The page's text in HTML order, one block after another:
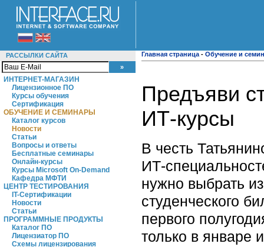
РАССЫЛКИ САЙТА
ИНТЕРНЕТ-МАГАЗИН
Лицензионное ПО
Курсы обучения
Сертификация
ОБУЧЕНИЕ И СЕМИНАРЫ
Каталог курсов
Новости
Статьи
Вопросы и ответы
Бесплатные семинары
Онлайн-курсы
Курсы Microsoft On-Demand
Кафедра МФТИ
ЦЕНТР ТЕСТИРОВАНИЯ
IT-Сертификации
Новости
Статьи
ПРОГРАММНЫЕ ПРОДУКТЫ
Каталог ПО
Лицензиатор ПО
Схемы лицензирования
Главная страница - Обучение и
Предъяви
ИТ-курсы
В честь
ИТ-
нужно выбрать
студенческого
первого
только в январе